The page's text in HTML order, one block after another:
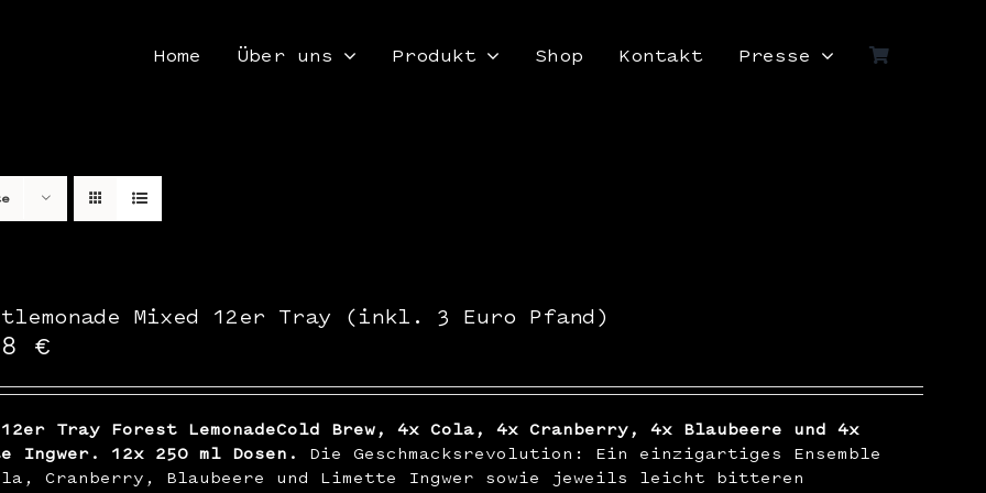
Home Über uns Produkt Shop Kontakt Presse
Mixed 12er Tray (inkl. 3 Euro Pfand)
€
Tray Forest LemonadeCold Brew, 4x Cola, 4x Cranberry, 4x Blaubeere und 4x
Ingwer. 12x 250 ml Dosen.
Die Geschmacksrevolution: Ein einzigartiges Ensemble
Cranberry, Blaubeere und Limette Ingwer sowie jeweils leicht bitteren